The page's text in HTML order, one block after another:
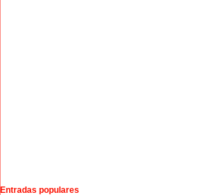
Entradas populares